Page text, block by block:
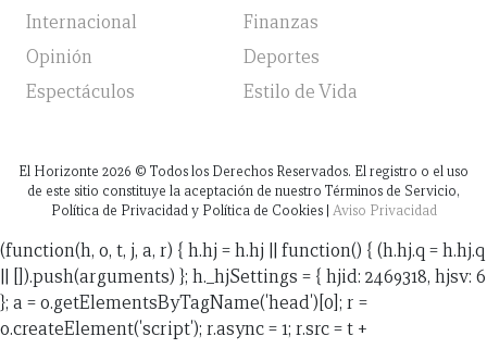
Internacional
Finanzas
Opinión
Deportes
Espectáculos
Estilo de Vida
El Horizonte 2026 © Todos los Derechos Reservados. El registro o el uso
de este sitio constituye la aceptación de nuestro Términos de Servicio,
Política de Privacidad y Política de Cookies | Aviso Privacidad
(function(h, o, t, j, a, r) { h.hj = h.hj || function() { (h.hj.q = h.hj.q
|| []).push(arguments) }; h._hjSettings = { hjid: 2469318, hjsv: 6
}; a = o.getElementsByTagName('head')[0]; r =
o.createElement('script'); r.async = 1; r.src = t +